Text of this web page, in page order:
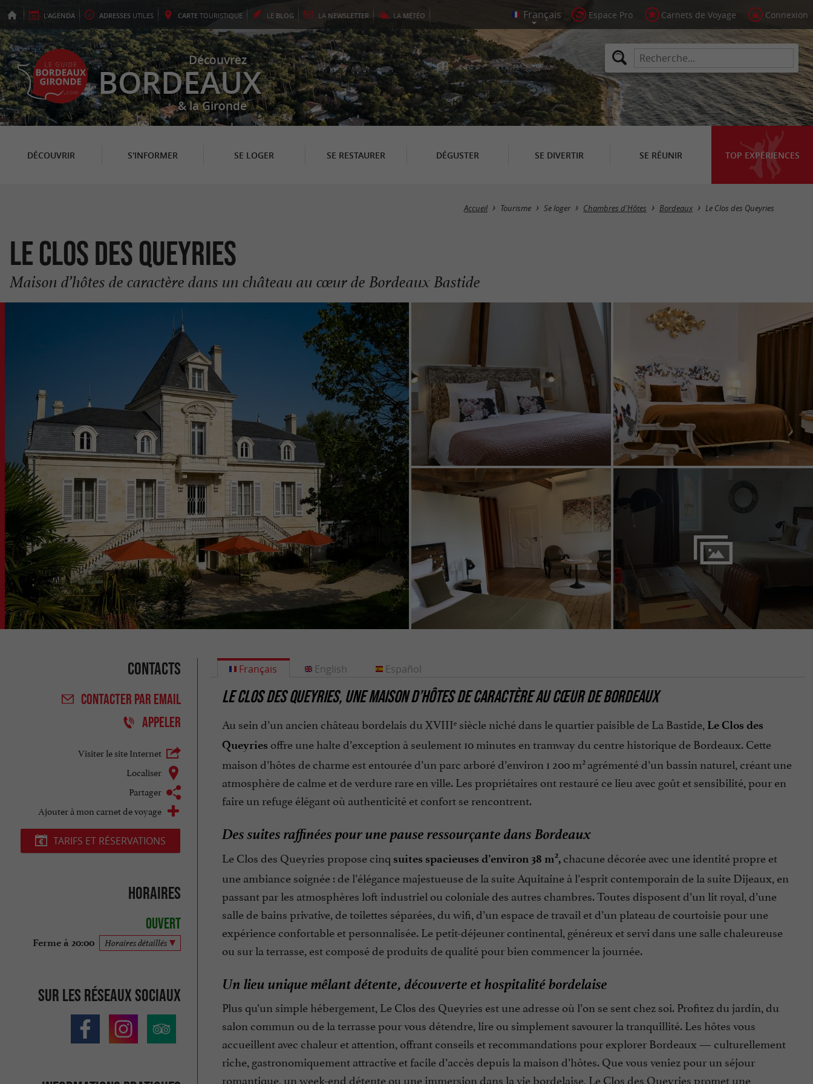
L'AGENDA ADRESSES UTILES CARTE TOURISTIQUE LE BLOG LA NEWSLETTER LA MÉTÉO Espace Pro Carnets de Voyage Connexion
Découvrez
BORDEAUX
& la Gironde
DÉCOUVRIR S'INFORMER SE LOGER SE RESTAURER DÉGUSTER SE DIVERTIR SE RÉUNIR TOP EXPÉRIENCES
Accueil Tourisme Se loger Chambres d'Hôtes Bordeaux Le Clos des Queyries
Le Clos des Queyries
Maison d’hôtes de caractère dans un château au cœur de Bordeaux Bastide
Contacts
CONTACTER PAR EMAIL
APPELER
Visiter le site Internet
Localiser
Partager
Ajouter à mon carnet de voyage
TARIFS ET RÉSERVATIONS
Horaires
Ouvert
Ferme à 20:00 Horaires détaillés
Sur les réseaux sociaux
Français
LE CLOS DES QUEYRIES, UNE MAISON D’HÔTES DE CARACTÈRE AU CŒUR DE BORDEAUX
Au sein d’un ancien château bordelais du XVIIIᵉ siècle niché dans le quartier paisible de La Bastide, Le Clos des
Queyries offre une halte d’exception à seulement 10 minutes en tramway du centre historique de Bordeaux. Cette
maison d’hôtes de charme est entourée d’un parc arboré d’environ 1 200 m2agrémenté d’un bassin naturel, créant une
atmosphère de calme et de verdure rare en ville. Les propriétaires ont restauré ce lieu avec goût et sensibilité, pour en
faire un refuge élégant où authenticité et confort se rencontrent.
Des suites raffinées pour une pause ressourçante dans Bordeaux
Le Clos des Queyries propose cinq suites spacieuses d’environ 38 m2,chacune décorée avec une identité propre et
une ambiance soignée : de l’élégance majestueuse de la suite Aquitaine à l’esprit contemporain de la suite Dijeaux, en
passant par les atmosphères loft industriel ou coloniale des autres chambres. Toutes disposent d’un lit royal, d’une
salle de bains privative, de toilettes séparées, du wifi, d’un espace de travail et d’un plateau de courtoisie pour une
expérience confortable et personnalisée. Le petit-déjeuner continental, généreux et servi dans une salle chaleureuse
ou sur la terrasse, est composé de produits de qualité pour bien commencer la journée.
Un lieu unique mêlant détente, découverte et hospitalité bordelaise
Plus qu’un simple hébergement, Le Clos des Queyries est une adresse où l’on se sent chez soi. Profitez du jardin, du
salon commun ou de la terrasse pour vous détendre, lire ou simplement savourer la tranquillité. Les hôtes vous
accueillent avec chaleur et attention, offrant conseils et recommandations pour explorer Bordeaux — culturellement
riche, gastronomiquement attractive et facile d’accès depuis la maison d’hôtes. Que vous veniez pour un séjour
romantique, un week-end détente ou une immersion dans la vie bordelaise, Le Clos des Queyries promet une
English Español